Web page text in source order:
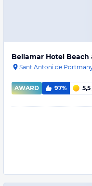
Bellamar Hotel Beach
Sant Antoni de
AWARD 97% 5,5